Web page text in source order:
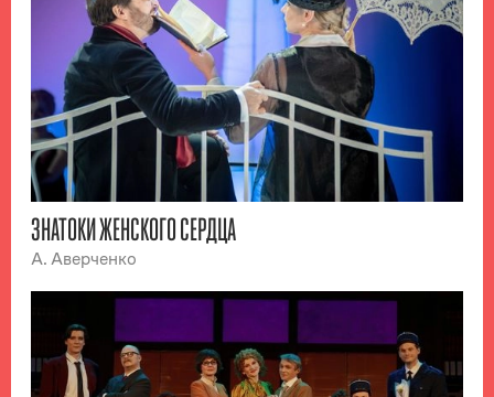
ЗНАТОКИ ЖЕНСКОГО СЕРДЦА
А. Аверченко